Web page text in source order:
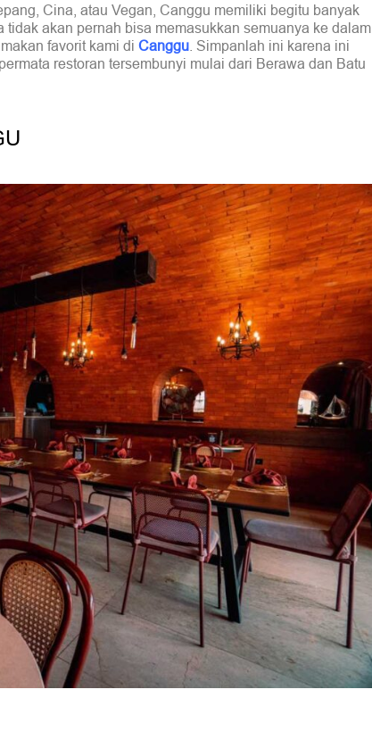
Cina, atau Vegan, Canggu memiliki begitu banyak
akan pernah bisa memasukkan semuanya ke dalam
favorit kami di Canggu . Simpanlah ini karena ini
restoran tersembunyi mulai dari Berawa dan Batu